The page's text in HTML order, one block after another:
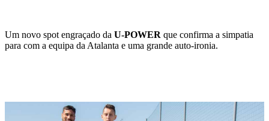
Um novo spot engraçado da U-POWER que confirma a simpatia
para com a equipa da Atalanta e uma grande auto-ironia.